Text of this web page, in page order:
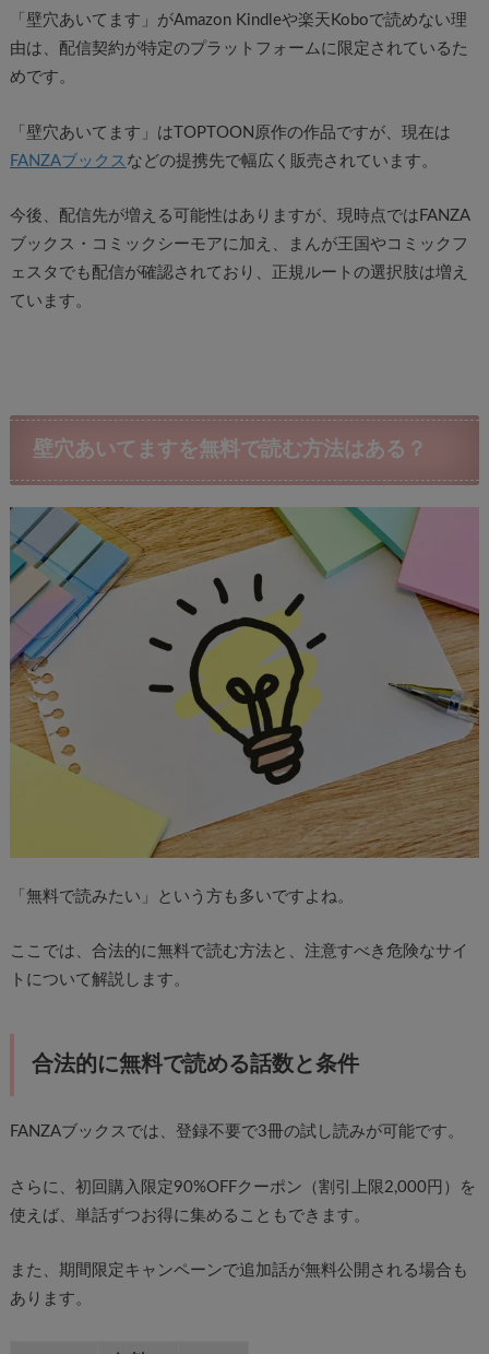
「壁穴あいてます」がAmazon Kindleや楽天Koboで読めない理
由は、配信契約が特定のプラットフォームに限定されているた
めです。
「壁穴あいてます」はTOPTOON原作の作品ですが、現在は
FANZAブックス などの提携先で幅広く販売されています。
今後、配信先が増える可能性はありますが、現時点ではFANZA
ブックス・コミックシーモアに加え、まんが王国やコミックフ
ェスタでも配信が確認されており、正規ルートの選択肢は増え
ています。
壁穴あいてますを無料で読む方法はある？
「無料で読みたい」という方も多いですよね。
ここでは、合法的に無料で読む方法と、注意すべき危険なサイ
トについて解説します。
合法的に無料で読める話数と条件
FANZAブックスでは、登録不要で3冊の試し読みが可能です。
さらに、初回購入限定90%OFFクーポン（割引上限2,000円）を
使えば、単話ずつお得に集めることもできます。
また、期間限定キャンペーンで追加話が無料公開される場合も
あります。